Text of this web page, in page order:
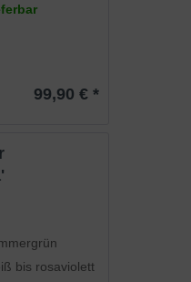
99,90 € *
bis rosaviolett